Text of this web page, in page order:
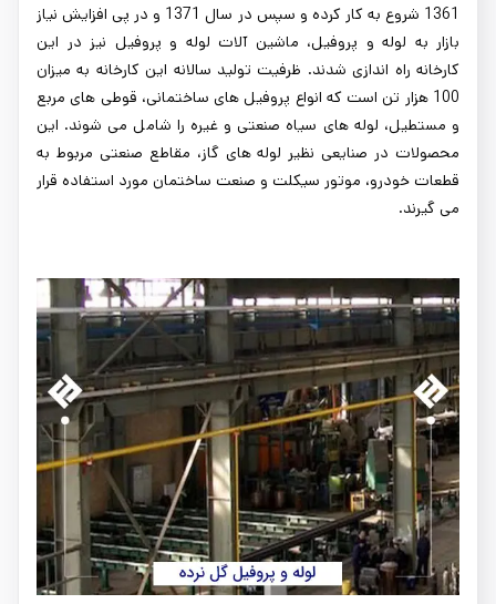
1361 شروع به کار کرده و سپس در سال 1371 و در پی افزایش نیاز
بازار به لوله و پروفیل، ماشین آلات لوله و پروفیل نیز در این
کارخانه راه اندازی شدند. ظرفیت تولید سالانه این کارخانه به میزان
100 هزار تن است که انواع پروفیل های ساختمانی، قوطی های مربع
و مستطیل، لوله های سیاه صنعتی و غیره را شامل می شوند. این
محصولات در صنایعی نظیر لوله ‌های گاز، مقاطع صنعتی مربوط به
قطعات خودرو، موتور سیکلت و صنعت ساختمان مورد استفاده قرار
می گیرند.